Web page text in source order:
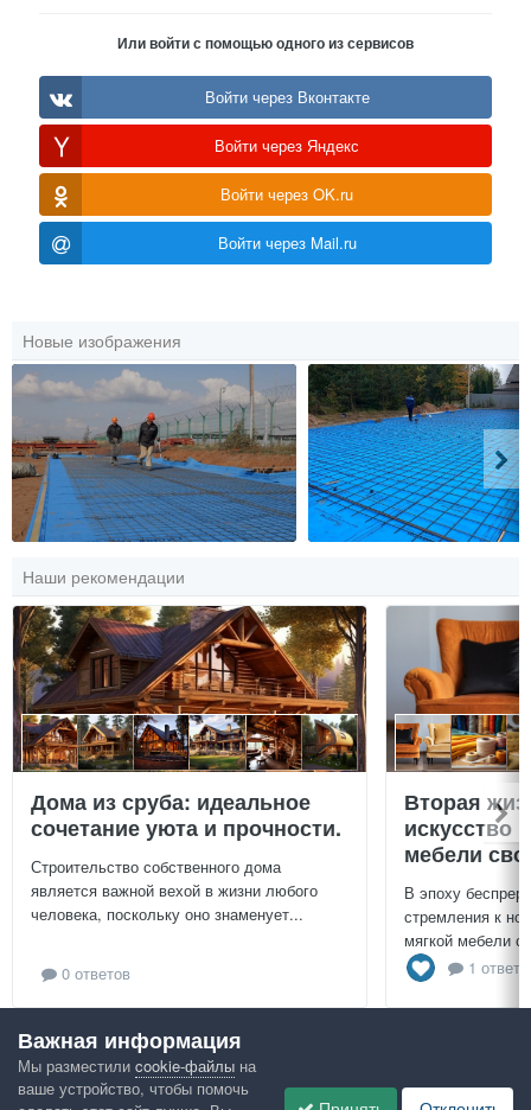
Или войти с помощью одного из сервисов
Войти через Вконтакте
Войти через Яндекс
Войти через OK.ru
Войти через Mail.ru
Новые изображения
Наши рекомендации
Дома из сруба: идеальное
сочетание уюта и прочности.
Строительство собственного дома
является важной вехой в жизни любого
человека, поскольку оно знаменует...
0 ответов
Вторая
искусство
мебели
В эпоху
стремления к
мягкой мебели
1 ответ
Посмотреть всё
Важная информация
Мы разместили cookie-файлы на
ваше устройство, чтобы помочь